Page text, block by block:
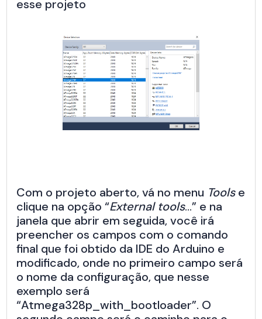
esse projeto
Com o projeto aberto, vá no menu Toolse
clique na opção “External tools…” e na
janela que abrir em seguida, você irá
preencher os campos com o comando
final que foi obtido da IDE do Arduino e
modificado, onde no primeiro campo será
o nome da configuração, que nesse
exemplo será
“Atmega328p_with_bootloader”. O